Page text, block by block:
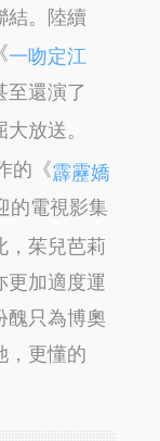
結。陸續
一吻定江
至還演了
放送。
的《霹靂嬌
的電視影集
，茱兒芭莉
更加適度運
醜只為博奧
，更懂的